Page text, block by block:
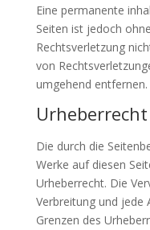
Eine permanente
Seiten ist jedoch
Rechtsverletzung
von
umgehend entfernen.
Urheberrecht
Die durch die
Werke auf diesen
Urheberrecht. Die
Verbreitung und jede
Grenzen des